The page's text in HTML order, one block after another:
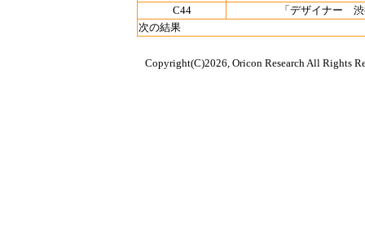
C44
「デザイナー
次の結果
Copyright(C)2026, Oricon Research All Rights